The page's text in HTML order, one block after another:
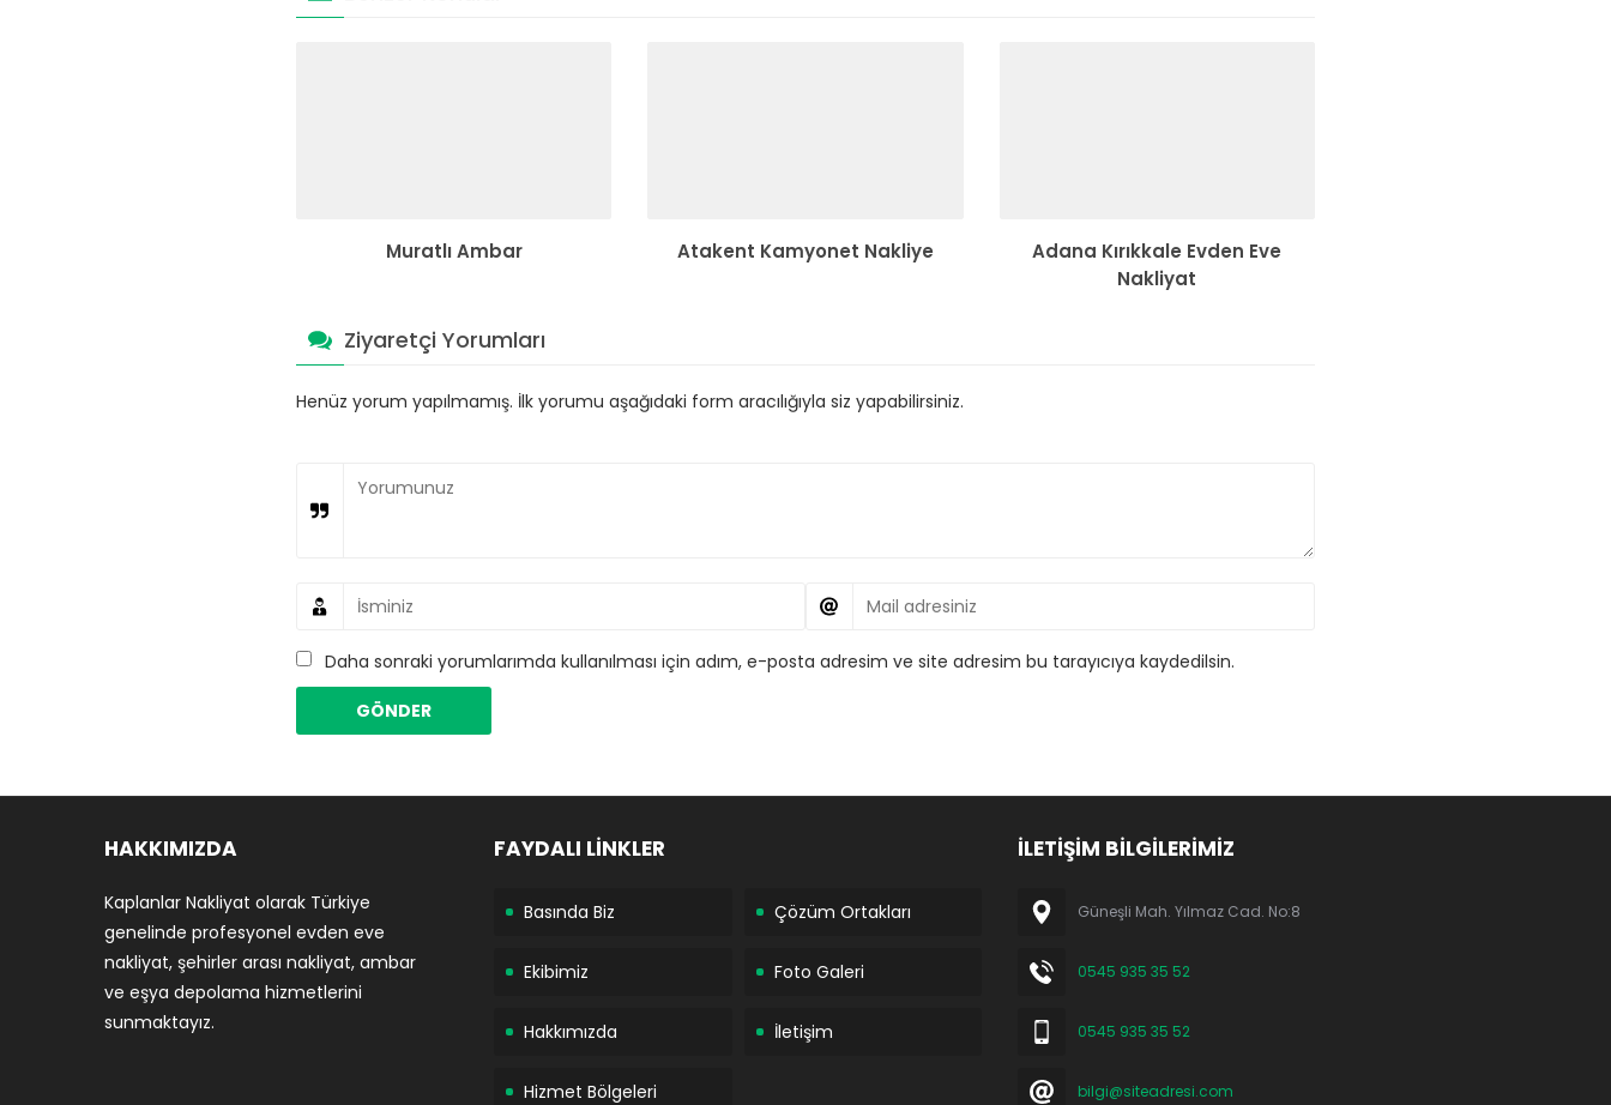
Muratlı Ambar Atakent Kamyonet Nakliye
Adana Kırıkkale Evden Eve
Nakliyat
Ziyaretçi Yorumları
Henüz yorum yapılmamış. İlk yorumu aşağıdaki form aracılığıyla siz yapabilirsiniz.
Daha sonraki yorumlarımda kullanılması için adım, e-posta adresim ve site adresim bu tarayıcıya kaydedilsin.
HAKKIMIZDA
Kaplanlar Nakliyat olarak Türkiye
genelinde profesyonel evden eve
nakliyat, şehirler arası nakliyat, ambar
ve eşya depolama hizmetlerini
sunmaktayız.
FAYDALI LİNKLER
Basında Biz Çözüm Ortakları
Ekibimiz Foto Galeri
Hakkımızda İletişim
Hizmet Bölgeleri
İLETİŞİM BİLGİLERİMİZ
Güneşli Mah. Yılmaz Cad. No:8
0545 935 35 52
0545 935 35 52
bilgi@siteadresi.com